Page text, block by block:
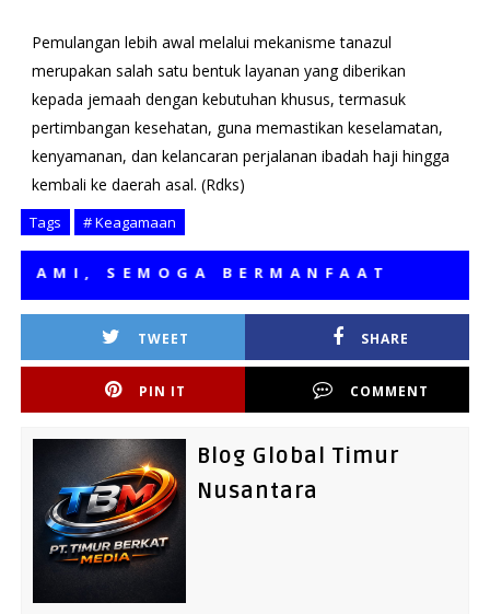
Pemulangan lebih awal melalui mekanisme tanazul
merupakan salah satu bentuk layanan yang diberikan
kepada jemaah dengan kebutuhan khusus, termasuk
pertimbangan kesehatan, guna memastikan keselamatan,
kenyamanan, dan kelancaran perjalanan ibadah haji hingga
kembali ke daerah asal. (Rdks)
Tags # Keagamaan
SEMOGA BERMANFAAT
TWEET SHARE
PIN IT COMMENT
Blog Global Timur
Nusantara